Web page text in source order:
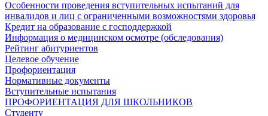
Особенности проведения вступительных испытаний для
инвалидов и лиц с ограниченными возможностями здоровья
Кредит на образование с господдержкой
Информация о медицинском осмотре (обследования)
Рейтинг абитуриентов
Целевое обучение
Профориентация
Нормативные документы
Вступительные испытания
ПРОФОРИЕНТАЦИЯ ДЛЯ ШКОЛЬНИКОВ
Студенту